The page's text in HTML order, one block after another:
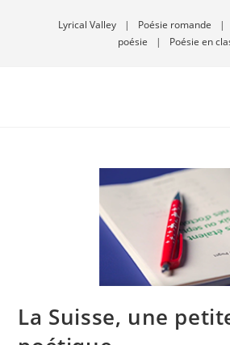
Lyrical Valley | Poésie romande |
poésie
| Poésie en
La Suisse, une